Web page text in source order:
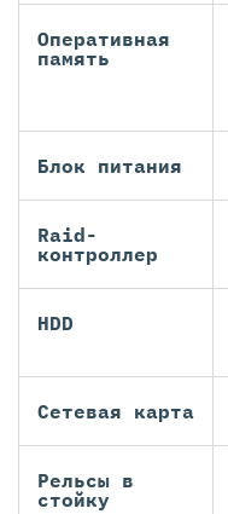
Оперативная
память
Блок питания
Raid-
контроллер
HDD
Сетевая карта
Рельсы в
стойку